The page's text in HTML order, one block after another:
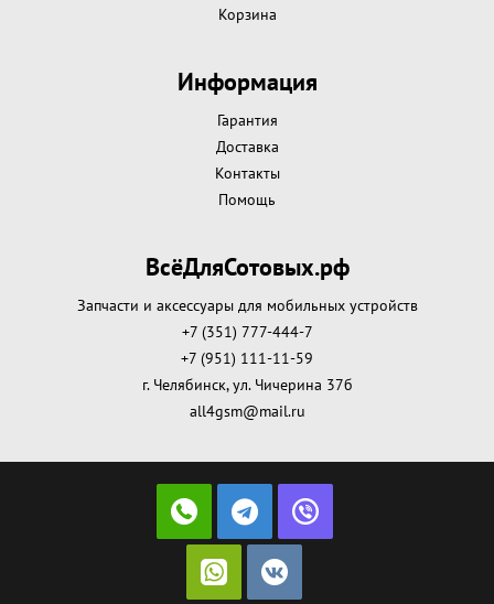
Корзина
Информация
Гарантия
Доставка
Контакты
Помощь
ВсёДляСотовых.рф
Запчасти и аксессуары для мобильных устройств
+7 (351) 777-444-7
+7 (951) 111-11-59
г. Челябинск, ул. Чичерина 37б
all4gsm@mail.ru